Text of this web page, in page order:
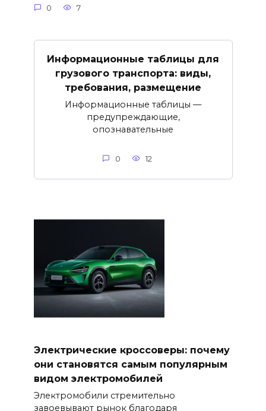
0 7
Информационные таблицы для
грузового транспорта: виды,
требования, размещение
Информационные таблицы —
предупреждающие,
опознавательные
0 12
Электрические кроссоверы: почему
они становятся самым популярным
видом электромобилей
Электромобили стремительно
завоевывают рынок благодаря